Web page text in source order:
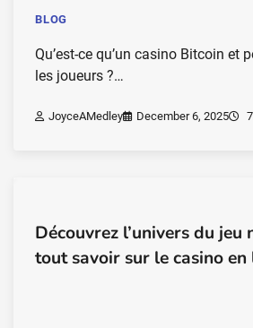
BLOG
Qu’est-ce qu’un casino Bitcoin et
les joueurs ?…
JoyceAMedley December 6, 2025
Découvrez l’univers du jeu
tout savoir sur le casino en